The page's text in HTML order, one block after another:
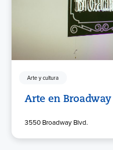
Arte y cultura
Arte en Broadway
3550 Broadway Blvd.